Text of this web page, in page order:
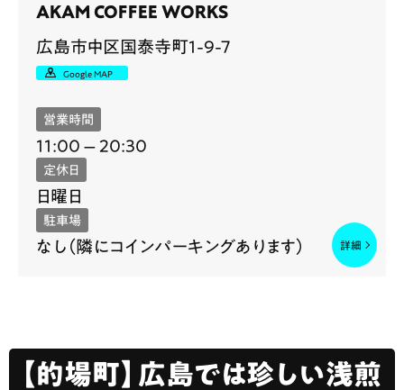
AKAM COFFEE WORKS
広島市中区国泰寺町1-9-7
Google MAP
営業時間
11:00 – 20:30
定休日
日曜日
駐車場
なし（隣にコインパーキングあります）
【的場町】広島では珍しい浅煎